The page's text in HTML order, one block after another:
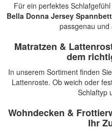
Für ein perfektes
Bella Donna Jersey
passgenau und
Matratzen &
dem
In unserem Sortiment finden
Lattenroste. Ob weich oder
Schlaftyp
Wohndecken &
Ihr